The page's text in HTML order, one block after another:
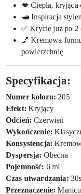
💋 Ciepła,
🛥 Inspiracja
✅ Krycie już po 2
💅 Kremowa
powierzchnię
Specyfikacja:
Numer koloru: 205
Efekt: Kryjący
Odcień: Czerwień
Wykończenie:
Konsystencja:
Dyspersja: Obecna
Pojemność: 6 ml
Czas utwardzania:
Przeznaczenie: